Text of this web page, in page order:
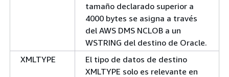
tamaño declarado superior a
4000 bytes se asigna a través
del AWS DMS NCLOB a un
WSTRING del destino de Oracle.
XMLTYPE
El tipo de datos de destino
XMLTYPE solo es relevante en